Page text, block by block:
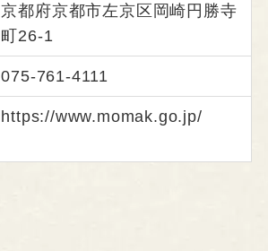
京都府京都市左京区岡崎円勝寺
町26-1
075-761-4111
https://www.momak.go.jp/